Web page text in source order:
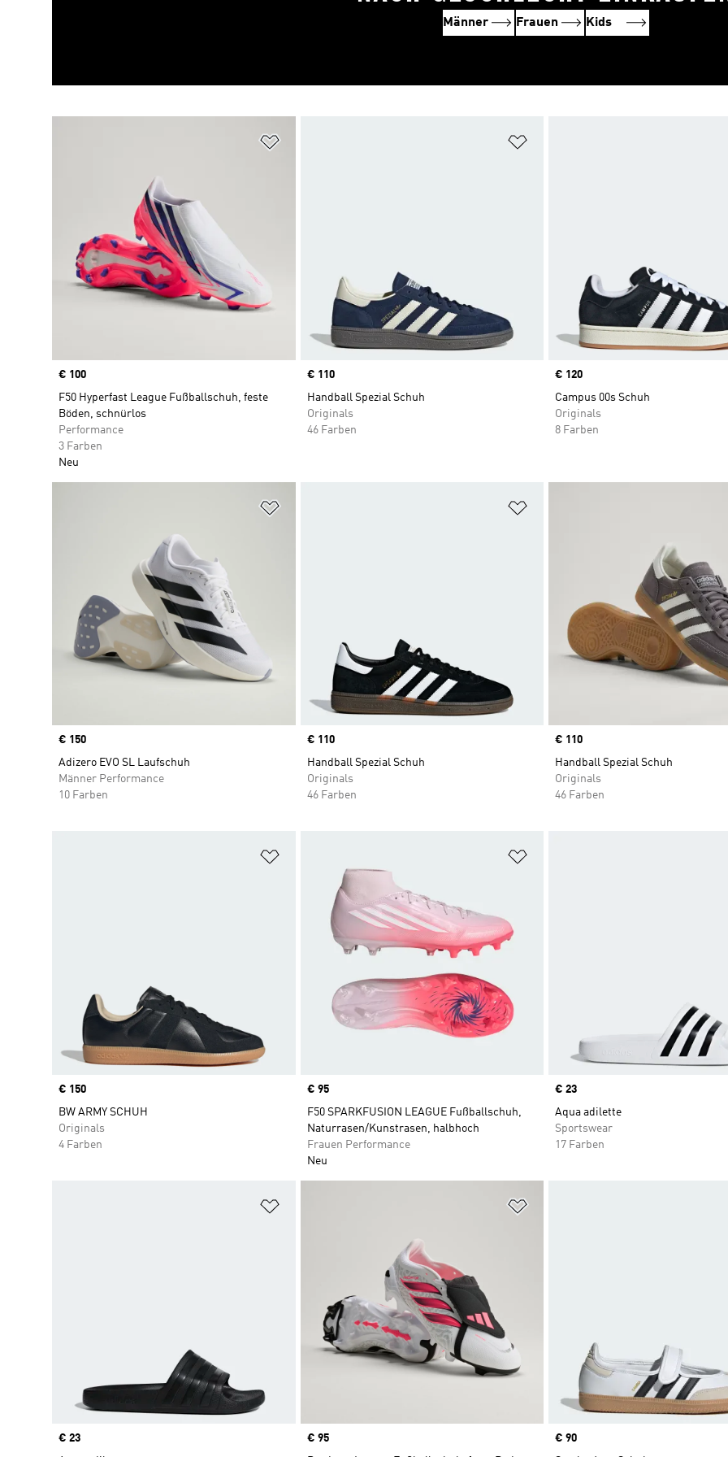
Price
€ 100
F50 Hyperfast League Fußballschuh, feste
Böden, schnürlos
Performance
3 Farben
Neu
Price
€ 110
Handball Spezial Schuh
Originals
46 Farben
Price
€ 120
Campus 00s Schuh
Originals
8 Farben
Price
€ 150
Adizero EVO SL Laufschuh
Männer Performance
10 Farben
Price
€ 110
Handball Spezial Schuh
Originals
46 Farben
Price
€ 110
Handball Spezial Schuh
Originals
46 Farben
Price
€ 150
BW ARMY SCHUH
Originals
4 Farben
Price
€ 95
F50 SPARKFUSION LEAGUE Fußballschuh,
Naturrasen/Kunstrasen, halbhoch
Frauen Performance
Neu
Price
€ 23
Aqua adilette
Sportswear
17 Farben
Price
€ 23
Price
€ 95
Price
€ 90
Männer Frauen Kids